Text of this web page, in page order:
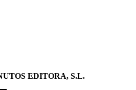
EDITORA, S.L.